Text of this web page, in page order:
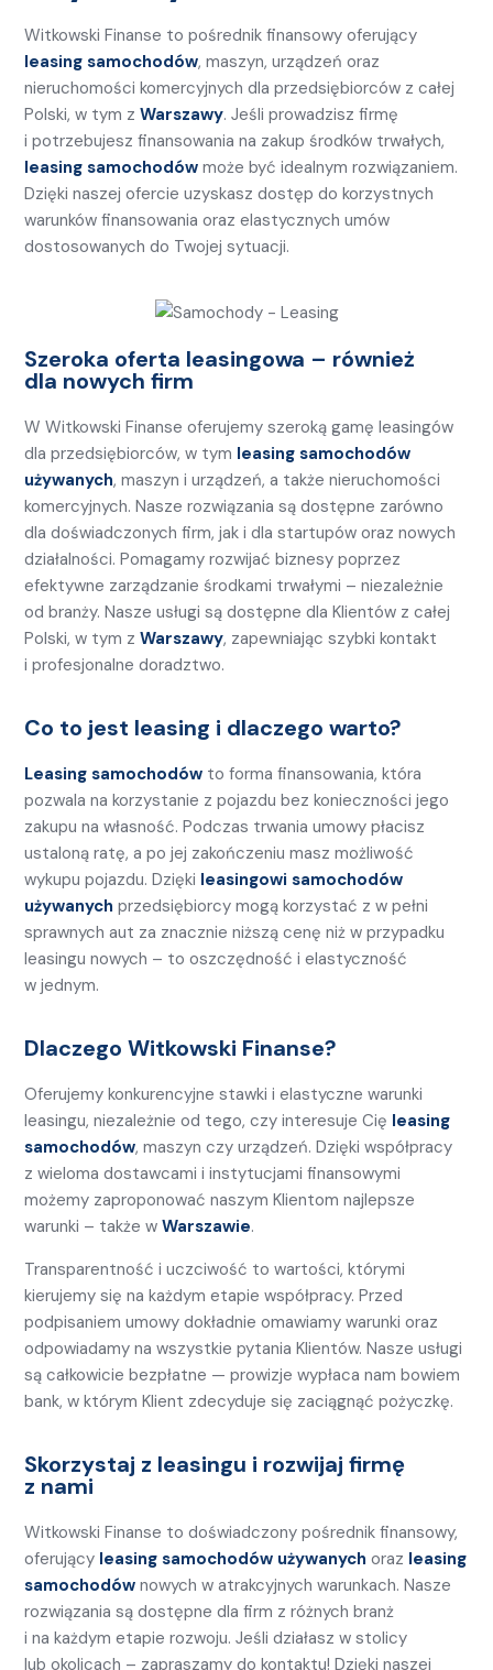
Witkowski Finanse to pośrednik finansowy oferujący
leasing samochodów, maszyn, urządzeń oraz
nieruchomości komercyjnych dla przedsiębiorców z całej
Polski, w tym z Warszawy. Jeśli prowadzisz firmę
i potrzebujesz finansowania na zakup środków trwałych,
leasing samochodów może być idealnym rozwiązaniem.
Dzięki naszej ofercie uzyskasz dostęp do korzystnych
warunków finansowania oraz elastycznych umów
dostosowanych do Twojej sytuacji.
Szeroka oferta leasingowa – również
dla nowych firm
W Witkowski Finanse oferujemy szeroką gamę leasingów
dla przedsiębiorców, w tym leasing samochodów
używanych, maszyn i urządzeń, a także nieruchomości
komercyjnych. Nasze rozwiązania są dostępne zarówno
dla doświadczonych firm, jak i dla startupów oraz nowych
działalności. Pomagamy rozwijać biznesy poprzez
efektywne zarządzanie środkami trwałymi – niezależnie
od branży. Nasze usługi są dostępne dla Klientów z całej
Polski, w tym z Warszawy, zapewniając szybki kontakt
i profesjonalne doradztwo.
Co to jest leasing i dlaczego warto?
Leasing samochodów to forma finansowania, która
pozwala na korzystanie z pojazdu bez konieczności jego
zakupu na własność. Podczas trwania umowy płacisz
ustaloną ratę, a po jej zakończeniu masz możliwość
wykupu pojazdu. Dzięki leasingowi samochodów
używanych przedsiębiorcy mogą korzystać z w pełni
sprawnych aut za znacznie niższą cenę niż w przypadku
leasingu nowych – to oszczędność i elastyczność
w jednym.
Dlaczego Witkowski Finanse?
Oferujemy konkurencyjne stawki i elastyczne warunki
leasingu, niezależnie od tego, czy interesuje Cię leasing
samochodów, maszyn czy urządzeń. Dzięki współpracy
z wieloma dostawcami i instytucjami finansowymi
możemy zaproponować naszym Klientom najlepsze
warunki – także w Warszawie.
Transparentność i uczciwość to wartości, którymi
kierujemy się na każdym etapie współpracy. Przed
podpisaniem umowy dokładnie omawiamy warunki oraz
odpowiadamy na wszystkie pytania Klientów. Nasze usługi
są całkowicie bezpłatne — prowizje wypłaca nam bowiem
bank, w którym Klient zdecyduje się zaciągnąć pożyczkę.
Skorzystaj z leasingu i rozwijaj firmę
z nami
Witkowski Finanse to doświadczony pośrednik finansowy,
oferujący leasing samochodów używanych oraz leasing
samochodów nowych w atrakcyjnych warunkach. Nasze
rozwiązania są dostępne dla firm z różnych branż
i na każdym etapie rozwoju. Jeśli działasz w stolicy
lub okolicach – zapraszamy do kontaktu! Dzięki naszej